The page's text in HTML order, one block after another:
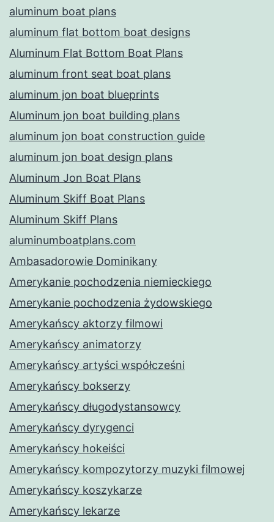
aluminum boat plans
aluminum flat bottom boat designs
Aluminum Flat Bottom Boat Plans
aluminum front seat boat plans
aluminum jon boat blueprints
Aluminum jon boat building plans
aluminum jon boat construction guide
aluminum jon boat design plans
Aluminum Jon Boat Plans
Aluminum Skiff Boat Plans
Aluminum Skiff Plans
aluminumboatplans.com
Ambasadorowie Dominikany
Amerykanie pochodzenia niemieckiego
Amerykanie pochodzenia żydowskiego
Amerykańscy aktorzy filmowi
Amerykańscy animatorzy
Amerykańscy artyści współcześni
Amerykańscy bokserzy
Amerykańscy długodystansowcy
Amerykańscy dyrygenci
Amerykańscy hokeiści
Amerykańscy kompozytorzy muzyki filmowej
Amerykańscy koszykarze
Amerykańscy lekarze